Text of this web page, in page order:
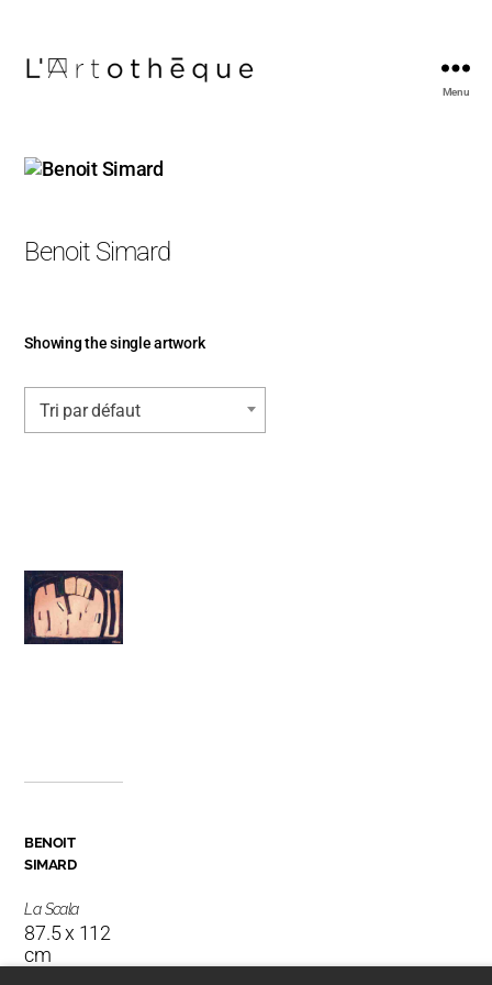
Menu
Benoit Simard
Showing the single artwork
Tri par défaut
BENOIT
SIMARD
La Scala
87.5 x 112
cm